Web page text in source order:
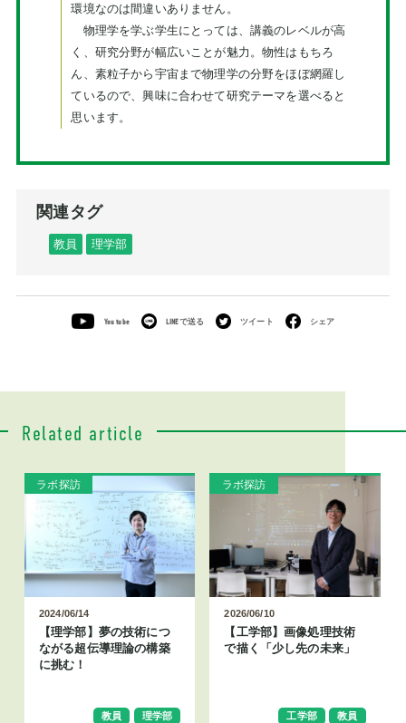
環境なのは間違いありません。
物理学を学ぶ学生にとっては、講義のレベルが高
く、研究分野が幅広いことが魅力。物性はもちろ
ん、素粒子から宇宙まで物理学の分野をほぼ網羅し
ているので、興味に合わせて研究テーマを選べると
思います。
関連タグ
教員 理学部
You tube LINEで送る ツイート シェア
Related article
ラボ探訪
2024/06/14
【理学部】夢の技術につ
ながる超伝導理論の構築
に挑む！
教員 理学部
ラボ探訪
2026/06/10
【工学部】画像処理技術
で描く「少し先の未来」
工学部 教員